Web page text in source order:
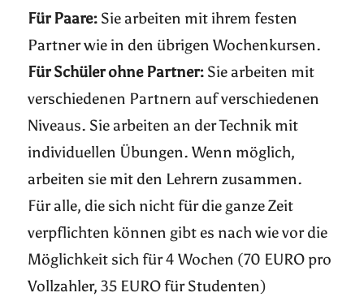
Für Paare: Sie arbeiten mit ihrem festen
Partner wie in den übrigen Wochenkursen.
Für Schüler ohne Partner: Sie arbeiten mit
verschiedenen Partnern auf verschiedenen
Niveaus. Sie arbeiten an der Technik mit
individuellen Übungen. Wenn möglich,
arbeiten sie mit den Lehrern zusammen.
Für alle, die sich nicht für die ganze Zeit
verpflichten können gibt es nach wie vor die
Möglichkeit sich für 4 Wochen (70 EURO pro
Vollzahler, 35 EURO für Studenten)